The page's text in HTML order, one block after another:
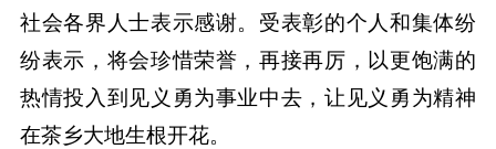
社会各界人士表示感谢。受表彰的个人和集体纷
纷表示，将会珍惜荣誉，再接再厉，以更饱满的
热情投入到见义勇为事业中去，让见义勇为精神
在茶乡大地生根开花。